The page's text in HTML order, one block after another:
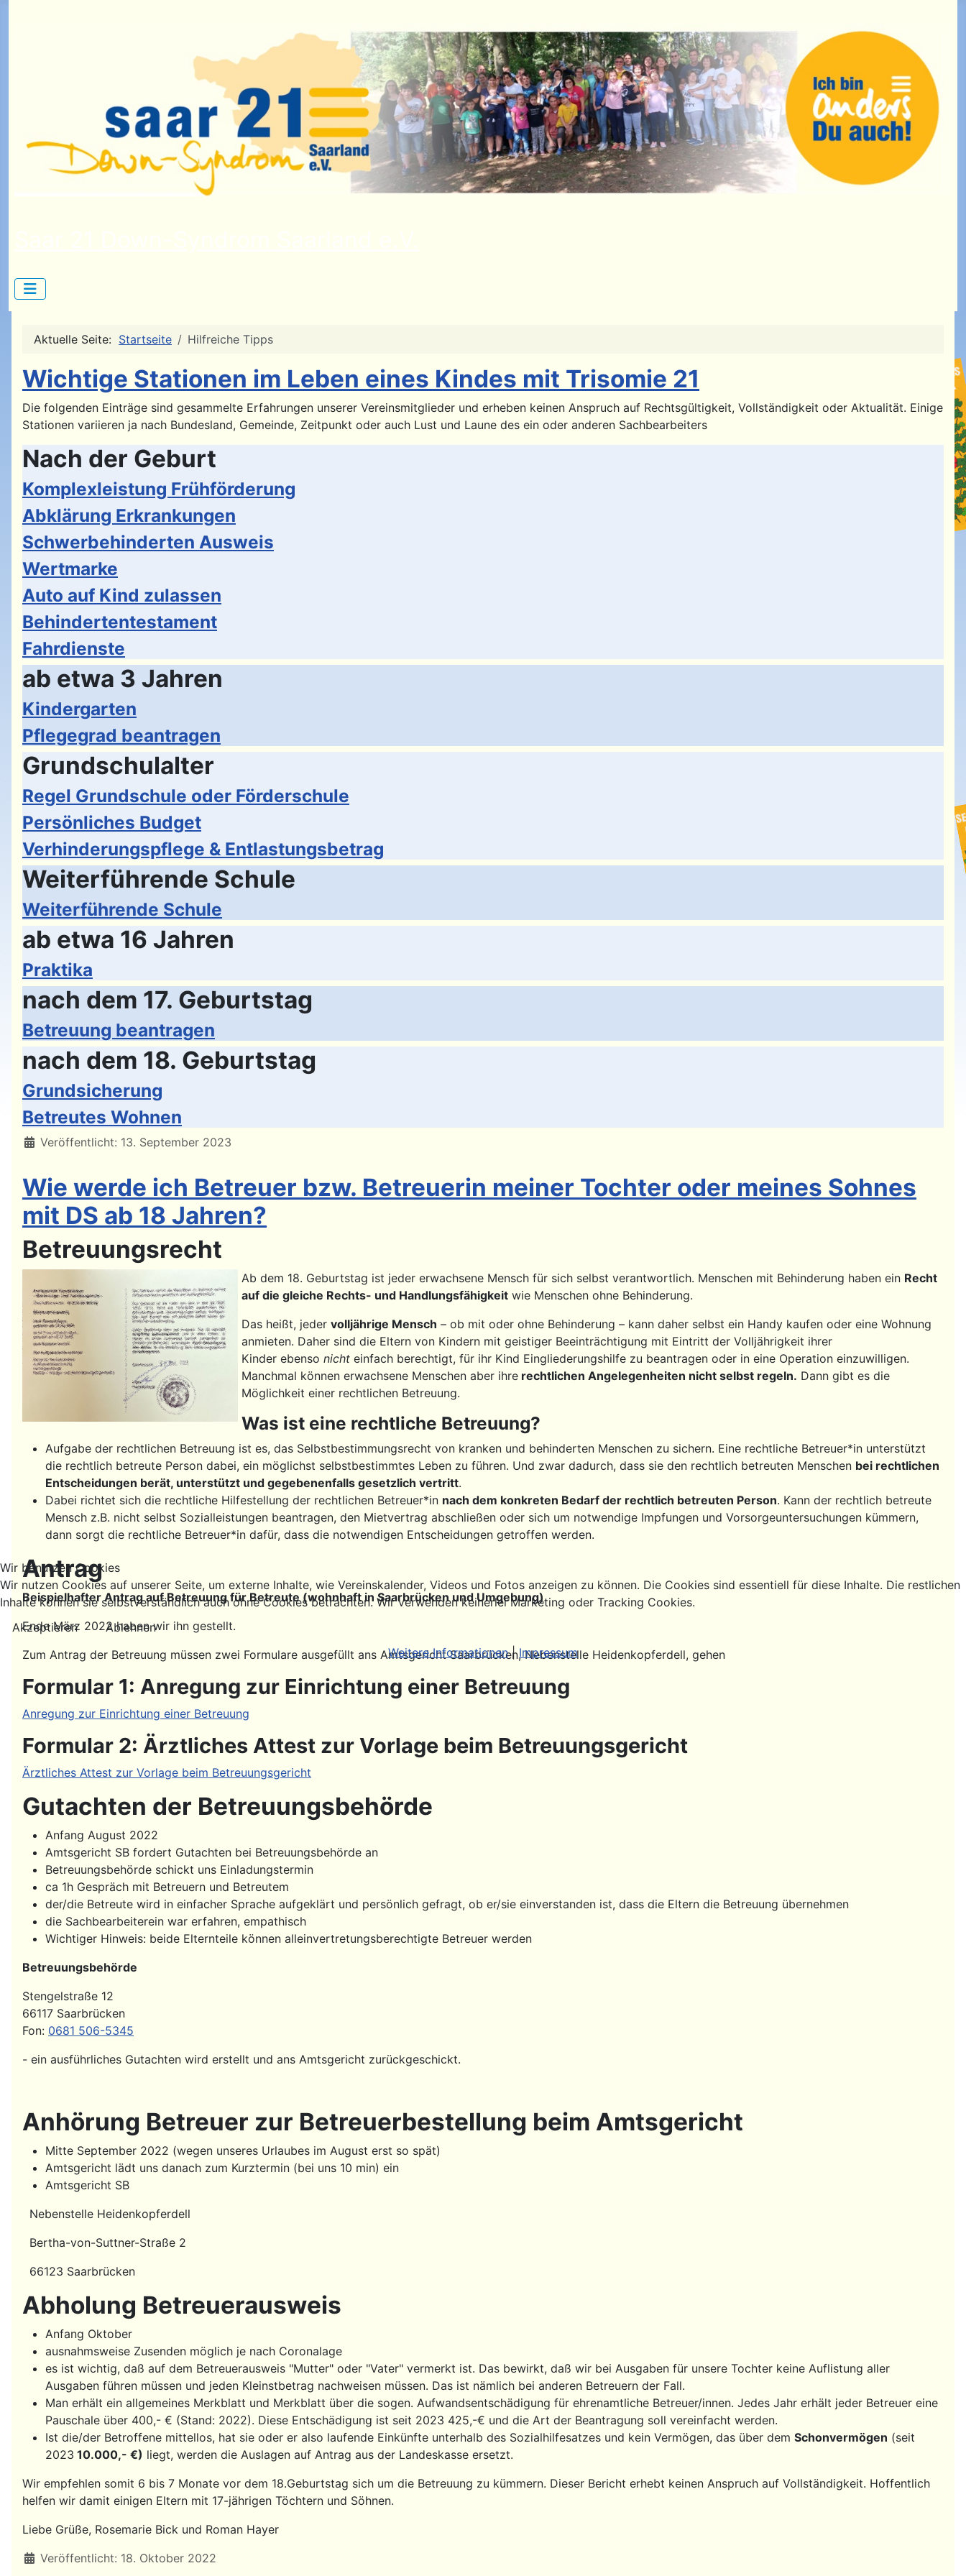
Aktuelle Seite: Startseite Hilfreiche Tipps
Wichtige Stationen im Leben eines Kindes mit Trisomie 21
Die folgenden Einträge sind gesammelte Erfahrungen unserer Vereinsmitglieder und erheben keinen Anspruch auf Rechtsgültigkeit, Vollständigkeit oder Aktualität. Einige
Stationen variieren ja nach Bundesland, Gemeinde, Zeitpunkt oder auch Lust und Laune des ein oder anderen Sachbearbeiters
Nach der Geburt
Komplexleistung Frühförderung
Abklärung Erkrankungen
Schwerbehinderten Ausweis
Wertmarke
Auto auf Kind zulassen
Behindertentestament
Fahrdienste
ab etwa 3 Jahren
Kindergarten
Pflegegrad beantragen
Grundschulalter
Regel Grundschule oder Förderschule
Persönliches Budget
Verhinderungspflege & Entlastungsbetrag
Weiterführende Schule
Weiterführende Schule
ab etwa 16 Jahren
Praktika
nach dem 17. Geburtstag
Betreuung beantragen
nach dem 18. Geburtstag
Grundsicherung
Betreutes Wohnen
Details
Veröffentlicht: 13. September 2023
Wie werde ich Betreuer bzw. Betreuerin meiner Tochter oder meines Sohnes
mit DS ab 18 Jahren?
Betreuungsrecht
Ab dem 18. Geburtstag ist jeder erwachsene Mensch für sich selbst verantwortlich. Menschen mit Behinderung haben ein Recht
auf die gleiche Rechts- und Handlungsfähigkeit wie Menschen ohne Behinderung.
Das heißt, jeder volljährige Mensch – ob mit oder ohne Behinderung – kann daher selbst ein Handy kaufen oder eine Wohnung
anmieten. Daher sind die Eltern von Kindern mit geistiger Beeinträchtigung mit Eintritt der Volljährigkeit ihrer
Kinder ebenso nicht einfach berechtigt, für ihr Kind Eingliederungshilfe zu beantragen oder in eine Operation einzuwilligen.
Manchmal können erwachsene Menschen aber ihre rechtlichen Angelegenheiten nicht selbst regeln. Dann gibt es die
Möglichkeit einer rechtlichen Betreuung.
Was ist eine rechtliche Betreuung?
Aufgabe der rechtlichen Betreuung ist es, das Selbstbestimmungsrecht von kranken und behinderten Menschen zu sichern. Eine rechtliche Betreuer*in unterstützt
die rechtlich betreute Person dabei, ein möglichst selbstbestimmtes Leben zu führen. Und zwar dadurch, dass sie den rechtlich betreuten Menschen bei rechtlichen
Entscheidungen berät, unterstützt und gegebenenfalls gesetzlich vertritt.
Dabei richtet sich die rechtliche Hilfestellung der rechtlichen Betreuer*in nach dem konkreten Bedarf der rechtlich betreuten Person. Kann der rechtlich betreute
Mensch z.B. nicht selbst Sozialleistungen beantragen, den Mietvertrag abschließen oder sich um notwendige Impfungen und Vorsorgeuntersuchungen kümmern,
dann sorgt die rechtliche Betreuer*in dafür, dass die notwendigen Entscheidungen getroffen werden.
Antrag
Beispielhafter Antrag auf Betreuung für Betreute (wohnhaft in Saarbrücken und Umgebung)
Ende März 2022 haben wir ihn gestellt.
Zum Antrag der Betreuung müssen zwei Formulare ausgefüllt ans Amtsgericht Saarbrücken, Nebenstelle Heidenkopferdell, gehen
Formular 1: Anregung zur Einrichtung einer Betreuung
Anregung zur Einrichtung einer Betreuung
Formular 2: Ärztliches Attest zur Vorlage beim Betreuungsgericht
Ärztliches Attest zur Vorlage beim Betreuungsgericht
Gutachten der Betreuungsbehörde
Anfang August 2022
Amtsgericht SB fordert Gutachten bei Betreuungsbehörde an
Betreuungsbehörde schickt uns Einladungstermin
ca 1h Gespräch mit Betreuern und Betreutem
der/die Betreute wird in einfacher Sprache aufgeklärt und persönlich gefragt, ob er/sie einverstanden ist, dass die Eltern die Betreuung übernehmen
die Sachbearbeiterein war erfahren, empathisch
Wichtiger Hinweis: beide Elternteile können alleinvertretungsberechtigte Betreuer werden
Betreuungsbehörde
Stengelstraße 12
66117 Saarbrücken
Fon: 0681 506-5345
- ein ausführliches Gutachten wird erstellt und ans Amtsgericht zurückgeschickt.
Anhörung Betreuer zur Betreuerbestellung beim Amtsgericht
Mitte September 2022 (wegen unseres Urlaubes im August erst so spät)
Amtsgericht lädt uns danach zum Kurztermin (bei uns 10 min) ein
Amtsgericht SB
Nebenstelle Heidenkopferdell
Bertha-von-Suttner-Straße 2
66123 Saarbrücken
Abholung Betreuerausweis
Anfang Oktober
ausnahmsweise Zusenden möglich je nach Coronalage
es ist wichtig, daß auf dem Betreuerausweis "Mutter" oder "Vater" vermerkt ist. Das bewirkt, daß wir bei Ausgaben für unsere Tochter keine Auflistung aller
Ausgaben führen müssen und jeden Kleinstbetrag nachweisen müssen. Das ist nämlich bei anderen Betreuern der Fall.
Man erhält ein allgemeines Merkblatt und Merkblatt über die sogen. Aufwandsentschädigung für ehrenamtliche Betreuer/innen. Jedes Jahr erhält jeder Betreuer eine
Pauschale über 400,- € (Stand: 2022). Diese Entschädigung ist seit 2023 425,-€ und die Art der Beantragung soll vereinfacht werden.
Ist die/der Betroffene mittellos, hat sie oder er also laufende Einkünfte unterhalb des Sozialhilfesatzes und kein Vermögen, das über dem Schonvermögen (seit
2023 10.000,- €) liegt, werden die Auslagen auf Antrag aus der Landeskasse ersetzt.
Wir empfehlen somit 6 bis 7 Monate vor dem 18.Geburtstag sich um die Betreuung zu kümmern. Dieser Bericht erhebt keinen Anspruch auf Vollständigkeit. Hoffentlich
helfen wir damit einigen Eltern mit 17-jährigen Töchtern und Söhnen.
Liebe Grüße, Rosemarie Bick und Roman Hayer
Details
Veröffentlicht: 18. Oktober 2022
Wir benutzen Cookies
Wir nutzen Cookies auf unserer Seite, um externe Inhalte, wie Vereinskalender, Videos und Fotos anzeigen zu können. Die Cookies sind essentiell für diese Inhalte. Die restlichen
Inhalte können sie selbstverständlich auch ohne Cookies betrachten. Wir verwenden keinerlei Marketing oder Tracking Cookies.
Akzeptieren
Ablehnen
Weitere Informationen|Impressum